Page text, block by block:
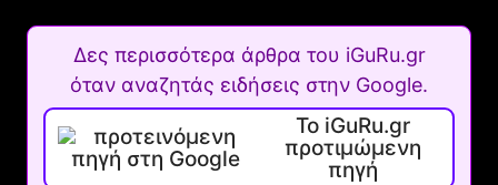
Δες περισσότερα άρθρα του iGuRu.gr
όταν αναζητάς ειδήσεις στην Google.
Το iGuRu.gr
προτιμώμενη
πηγή